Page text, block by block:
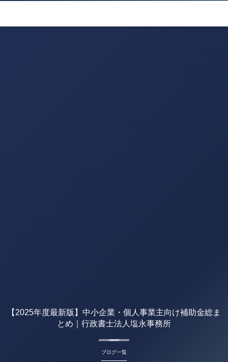
【2025年度最新版】中小企業・個人事業主向け補助金総ま
とめ｜行政書士法人塩永事務所
ブログ一覧